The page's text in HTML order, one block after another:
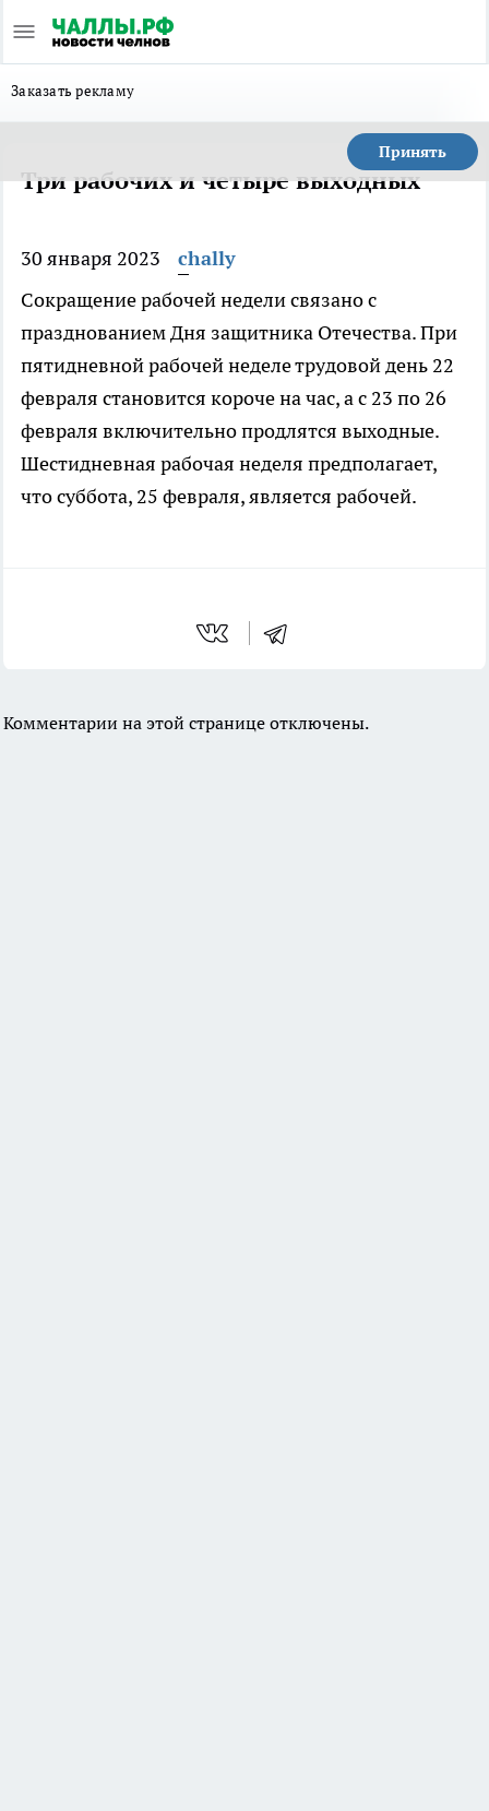
Заказать рекламу
Принять
Три рабочих и четыре выходных
30 января 2023
chally
Сокращение рабочей недели связано с
празднованием Дня защитника Отечества. При
пятидневной рабочей неделе трудовой день 22
февраля становится короче на час, а с 23 по 26
февраля включительно продлятся выходные.
Шестидневная рабочая неделя предполагает,
что суббота, 25 февраля, является рабочей.
Комментарии на этой странице отключены.